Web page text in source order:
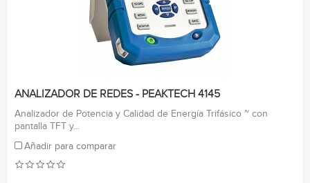
ANALIZADOR DE REDES - PEAKTECH 4145
Analizador de Potencia y Calidad de Energía Trifásico ~ con
pantalla TFT y...
Añadir para comparar